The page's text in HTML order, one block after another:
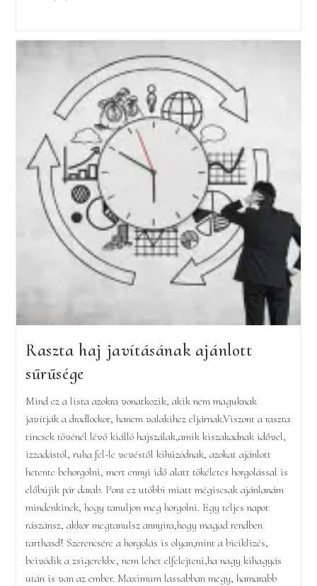
Raszta haj javításának ajánlott
sűrűsége
Mind ez a lista azokra vonatkozik, akik nem maguknak
javítják a dradlockot, hanem valakihez eljárnak.Viszont a raszta
tincsek tövénél lévő kiálló hajszálak,amik kiszakadnak idővel,
izzadástól, ruha fel-le vevéstől kihúzódnak, azokat ajánlott
hetente behorgolni, mert ennyi idő alatt tökéletes horgolással is
előbújik pár darab. Pont ez utóbbi miatt mégiscsak ajánlanám
mindenkinek, hogy tanuljon meg horgolni. Egy teljes napot
rászánsz, akkor megtanulsz annyira,hogy magad rendben
tarthasd! Szerencsére a horgolás is olyan,mint a biciklizés,
beivódik a zsigerekbe, nem lehet elfelejteni,ha nagy kihagyás
után is van az ember. Maximum lassabban megy, hamarabb